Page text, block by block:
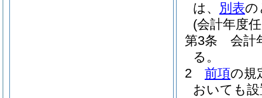
は、 別表の
(会計年度
第3条
会計
る。
2
前項の規
おいても